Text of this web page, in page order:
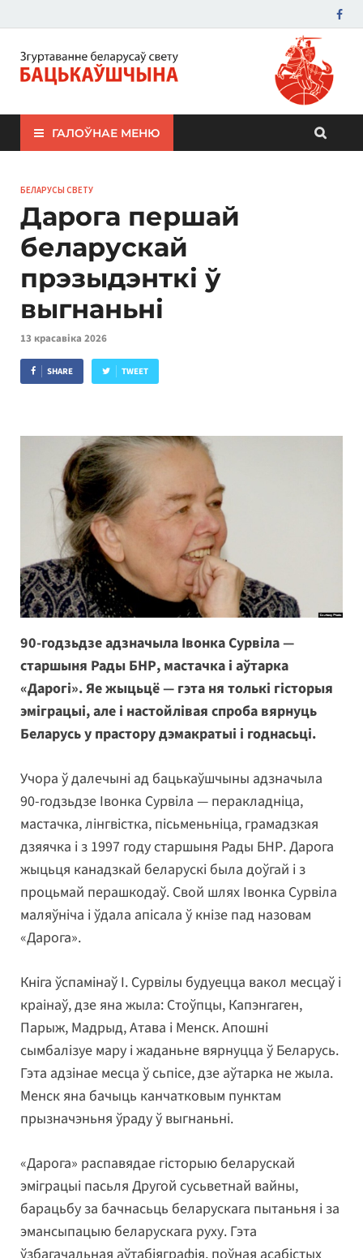
ЗБС "Бацькаўшчына"
ГАЛОЎНАЕ МЕНЮ
БЕЛАРУСЫ СВЕТУ
Дарога першай
беларускай
прэзыдэнткі ў
выгнаньні
13 красавіка 2026
SHARE TWEET
90-годзьдзе адзначыла Івонка Сурвіла —
старшыня Рады БНР, мастачка і аўтарка
«Дарогі». Яе жыцьцё — гэта ня толькі гісторыя
эміграцыі, але і настойлівая спроба вярнуць
Беларусь у прастору дэмакратыі і годнасьці.
Учора ў далечыні ад бацькаўшчыны адзначыла
90-годзьдзе Івонка Сурвіла — перакладніца,
мастачка, лінгвістка, пісьменьніца, грамадзкая
дзяячка і з 1997 году старшыня Рады БНР. Дарога
жыцьця канадзкай беларускі была доўгай і з
процьмай перашкодаў. Свой шлях Івонка Сурвіла
маляўніча і ўдала апісала ў кнізе пад назовам
«Дарога».
Кніга ўспамінаў І. Сурвілы будуецца вакол месцаў і
краінаў, дзе яна жыла: Стоўпцы, Капэнгаген,
Парыж, Мадрыд, Атава і Менск. Апошні
сымбалізуе мару і жаданьне вярнуцца ў Беларусь.
Гэта адзінае месца ў сьпісе, дзе аўтарка не жыла.
Менск яна бачыць канчатковым пунктам
прызначэньня ўраду ў выгнаньні.
«Дарога» распавядае гісторыю беларускай
эміграцыі пасьля Другой сусьветнай вайны,
барацьбу за бачнасьць беларускага пытаньня і за
эмансыпацыю беларускага руху. Гэта